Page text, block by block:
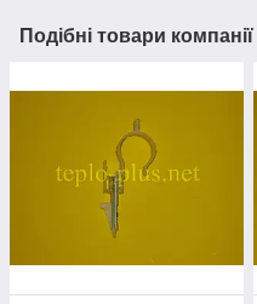
Подібні товари компанії